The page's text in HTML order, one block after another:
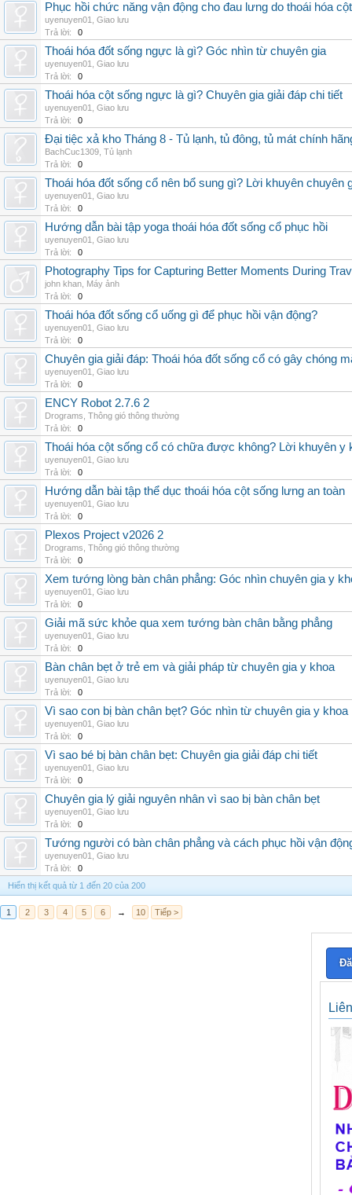
Phục hồi chức năng vận động cho đau lưng do thoái hóa
uyenuyen01
Giao lưu
Trả lời:
0
Thoái hóa đốt sống ngực là gì? Góc nhìn từ chuyên gia
uyenuyen01
Giao lưu
Trả lời:
0
Thoái hóa cột sống ngực là gì? Chuyên gia giải đáp chi tiết
uyenuyen01
Giao lưu
Trả lời:
0
Đại tiệc xả kho Tháng 8 - Tủ lạnh, tủ đông, tủ mát chính
BachCuc1309 Tủ lạnh
Trả lời:
0
Thoái hóa đốt sống cổ nên bổ sung gì? Lời khuyên chuyên
uyenuyen01
Giao lưu
Trả lời:
0
Hướng dẫn bài tập yoga thoái hóa đốt sống cổ phục hồi
uyenuyen01
Giao lưu
Trả lời:
0
Photography Tips for Capturing Better Moments During
john khan Máy ảnh
Trả lời:
0
Thoái hóa đốt sống cổ uống gì để phục hồi vận động?
uyenuyen01
Giao lưu
Trả lời:
0
Chuyên gia giải đáp: Thoái hóa đốt sống cổ có gây chóng
uyenuyen01
Giao lưu
Trả lời:
0
ENCY Robot 2.7.6 2
Drograms Thông gió thông thường
Trả lời:
0
Thoái hóa cột sống cổ có chữa được không? Lời khuyên y
uyenuyen01
Giao lưu
Trả lời:
0
Hướng dẫn bài tập thể dục thoái hóa cột sống lưng an toàn
uyenuyen01
Giao lưu
Trả lời:
0
Plexos Project v2026 2
Drograms Thông gió thông thường
Trả lời:
0
Xem tướng lòng bàn chân phẳng: Góc nhìn chuyên gia y
uyenuyen01
Giao lưu
Trả lời:
0
Giải mã sức khỏe qua xem tướng bàn chân bằng phẳng
uyenuyen01
Giao lưu
Trả lời:
0
Bàn chân bẹt ở trẻ em và giải pháp từ chuyên gia y khoa
uyenuyen01
Giao lưu
Trả lời:
0
Vì sao con bị bàn chân bẹt? Góc nhìn từ chuyên gia y khoa
uyenuyen01
Giao lưu
Trả lời:
0
Vì sao bé bị bàn chân bẹt: Chuyên gia giải đáp chi tiết
uyenuyen01
Giao lưu
Trả lời:
0
Chuyên gia lý giải nguyên nhân vì sao bị bàn chân bẹt
uyenuyen01
Giao lưu
Trả lời:
0
Tướng người có bàn chân phẳng và cách phục hồi vận
uyenuyen01
Giao lưu
Trả lời:
0
Hiển thị kết quả từ 1 đến 20 của 200
1 2 3 4 5 6 → 10 Tiếp >